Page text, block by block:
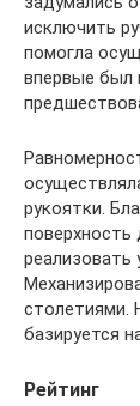
исключить
помогла
впервые был
рукоятки.
поверхность
реализовать
столетиями.
базируется
Рейтинг